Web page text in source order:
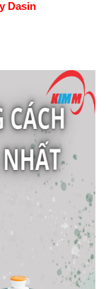
Dasin